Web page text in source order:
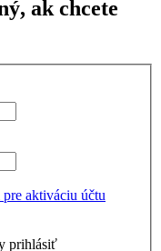
ak chcete
aktiváciu účtu
prihlásiť